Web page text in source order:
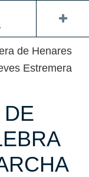
de Henares
Estremera